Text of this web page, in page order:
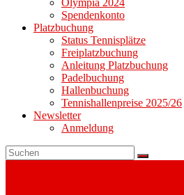
Olympia 2024
Spendenkonto
Platzbuchung
Status Tennisplätze
Freiplatzbuchung
Anleitung Platzbuchung
Padelbuchung
Hallenbuchung
Tennishallenpreise 2025/26
Newsletter
Anmeldung